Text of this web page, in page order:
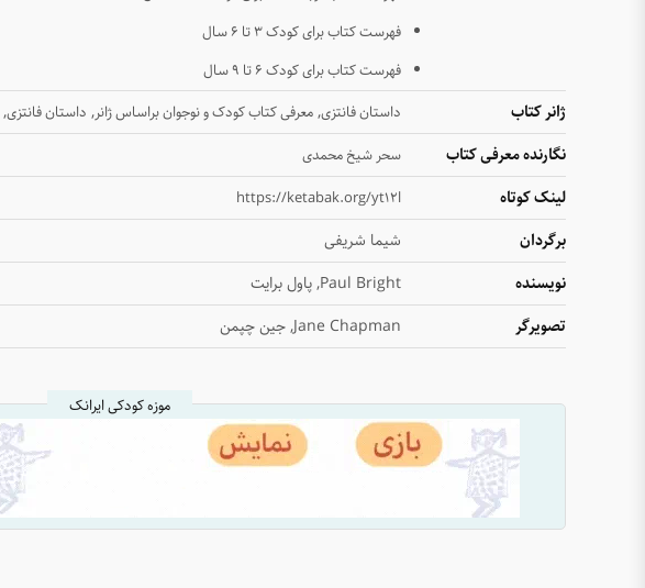
فهرست کتاب برای کودک ۳ تا ۶ سال
فهرست کتاب برای کودک ۶ تا ۹ سال
ژانر کتاب داستان فانتزی,معرفی کتاب کودک و نوجوان براساس ژانر, داستان فانتزی,
نگارنده معرفی کتاب سحر شیخ محمدی
لینک کوتاه https://ketabak.org/yt12l
برگردان
شیما شریفی
نویسنده
Paul Bright, پاول برایت
تصویرگر
Jane Chapman, جین چپمن
موزه کودکی ایرانک